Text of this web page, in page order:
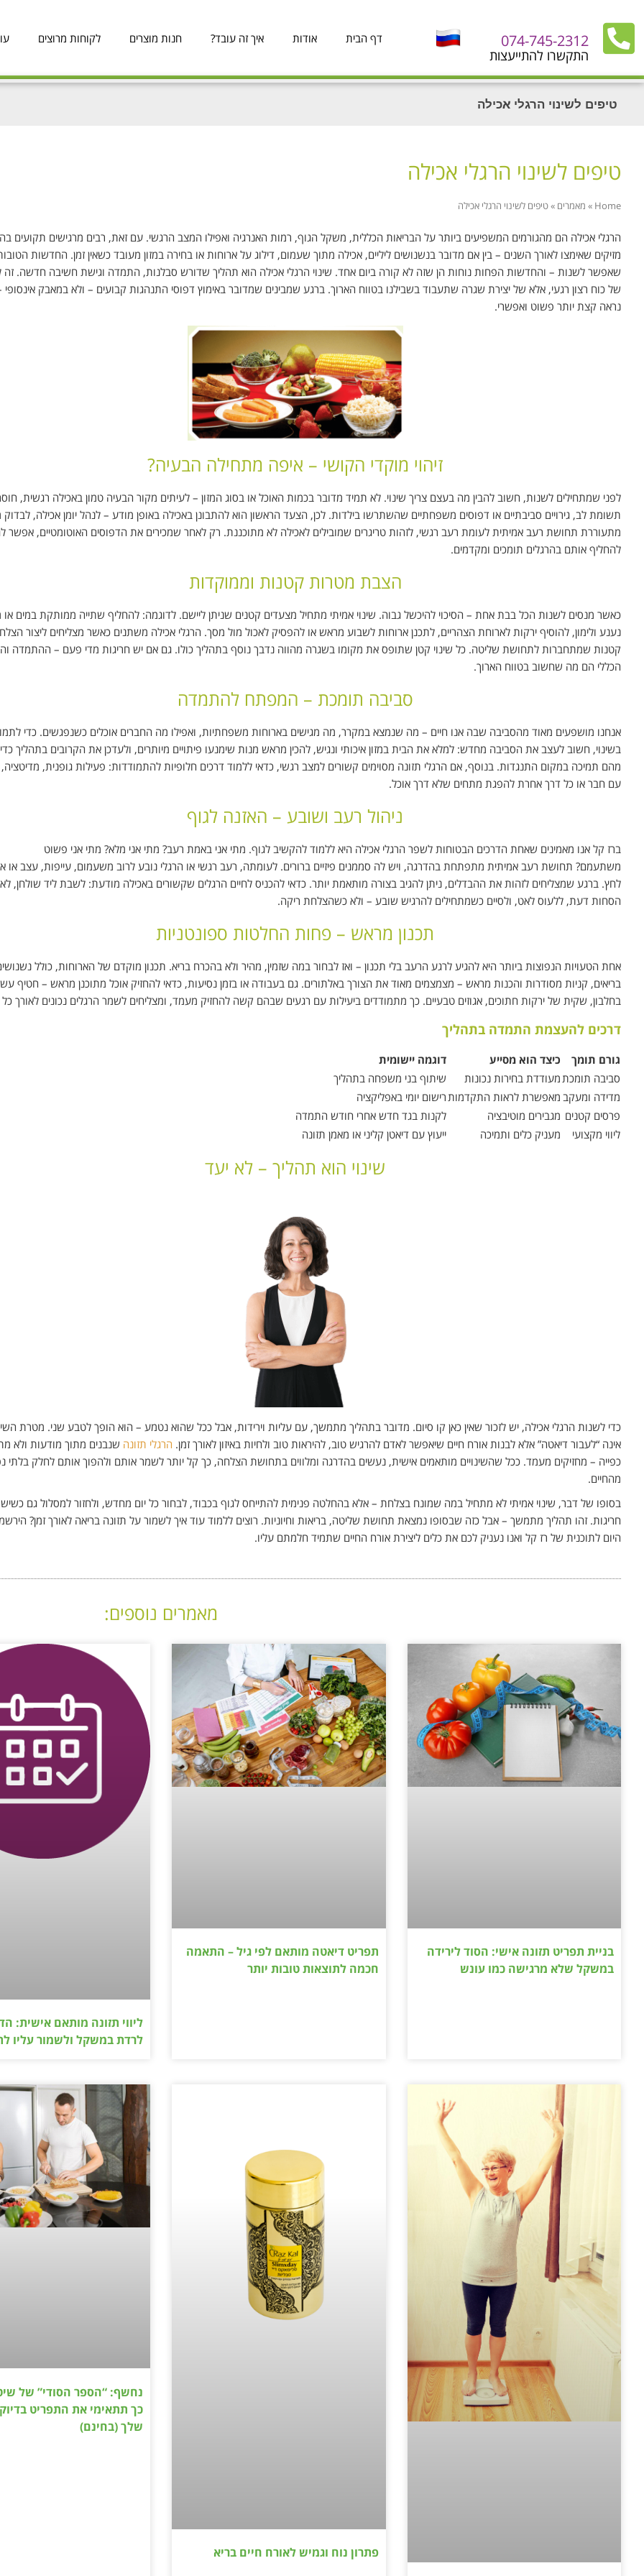
074-745-2312
התקשרו להתייעצות
דף הבית אודות איך זה עובד? חנות מוצרים לקוחות מרוצים
טיפים לשינוי הרגלי אכילה
טיפים לשינוי הרגלי אכילה
Home
» מאמרים »טיפים לשינוי הרגלי אכילה
הרגלי אכילה הם מהגורמים המשפיעים ביותר על הבריאות הכללית, משקל הגוף, רמות האנרגיה ואפילו המצב הרגשי. עם זאת, רבים מרגישים תקועים
מזיקים שאימצו לאורך השנים – בין אם מדובר בנשנושים ליליים, אכילה מתוך שעמום, דילוג על ארוחות או בחירה במזון מעובד כשאין זמן. החדשות
שאפשר לשנות – והחדשות הפחות נוחות הן שזה לא קורה ביום אחד. שינוי הרגלי אכילה הוא תהליך שדורש סבלנות, התמדה וגישת חשיבה חדשה. זה
של כוח רצון רגעי, אלא של יצירת שגרה שתעבוד בשבילנו בטווח הארוך. ברגע שמבינים שמדובר באימוץ דפוסי התנהגות קבועים – ולא במאבק אינסופי
נראה קצת יותר פשוט ואפשרי.
זיהוי מוקדי הקושי – איפה מתחילה הבעיה?
לפני שמתחילים לשנות, חשוב להבין מה בעצם צריך שינוי. לא תמיד מדובר בכמות האוכל או בסוג המזון – לעיתים מקור הבעיה טמון באכילה רגשית,
תשומת לב, גירויים סביבתיים או דפוסים משפחתיים שהשתרשו בילדות. לכן, הצעד הראשון הוא להתבונן באכילה באופן מודע – לנהל יומן אכילה, לבדוק
מתעוררת תחושת רעב אמיתית לעומת רעב רגשי, לזהות טריגרים שמובילים לאכילה לא מתוכננת. רק לאחר שמכירים את הדפוסים האוטומטיים, אפשר
להחליף אותם בהרגלים תומכים ומקדמים.
הצבת מטרות קטנות וממוקדות
כאשר מנסים לשנות הכל בבת אחת – הסיכוי להיכשל גבוה. שינוי אמיתי מתחיל מצעדים קטנים שניתן ליישם. לדוגמה: להחליף שתייה ממותקת במים
נענע ולימון, להוסיף ירקות לארוחת הצהריים, לתכנן ארוחות לשבוע מראש או להפסיק לאכול מול מסך. הרגלי אכילה משתנים כאשר מצליחים ליצור
קטנות שמתחברות לתחושת שליטה. כל שינוי קטן שתופס את מקומו בשגרה מהווה נדבך נוסף בתהליך כולו. גם אם יש חריגות מדי פעם – ההתמדה
הכללי הם מה שחשוב בטווח הארוך.
סביבה תומכת – המפתח להתמדה
אנחנו מושפעים מאוד מהסביבה שבה אנו חיים – מה שנמצא במקרר, מה מגישים בארוחות משפחתיות, ואפילו מה החברים אוכלים כשנפגשים. כדי
בשינוי, חשוב לעצב את הסביבה מחדש: למלא את הבית במזון איכותי ונגיש, להכין מראש מנות שימנעו פיתויים מיותרים, ולעדכן את הקרובים בתהליך
מהם תמיכה במקום התנגדות. בנוסף, אם הרגלי תזונה מסוימים קשורים למצב רגשי, כדאי ללמוד דרכים חלופיות להתמודדות: פעילות גופנית,
עם חבר או כל דרך אחרת להפגת מתחים שלא דרך אוכל.
ניהול רעב ושובע – האזנה לגוף
ברז קל אנו מאמינים שאחת הדרכים הבטוחות לשפר הרגלי אכילה היא ללמוד להקשיב לגוף. מתי אני באמת רעב? מתי אני מלא? מתי אני פשוט
משתעמם? תחושת רעב אמיתית מתפתחת בהדרגה, ויש לה סממנים פיזיים ברורים. לעומתה, רעב רגשי או הרגלי נובע לרוב משעמום, עייפות, עצב או
לחץ. ברגע שמצליחים לזהות את ההבדלים, ניתן להגיב בצורה מותאמת יותר. כדאי להכניס לחיים הרגלים שקשורים באכילה מודעת: לשבת ליד שולחן,
הסחות דעת, ללעוס לאט, ולסיים כשמתחילים להרגיש שובע – ולא כשהצלחת ריקה.
תכנון מראש – פחות החלטות ספונטניות
אחת הטעויות הנפוצות ביותר היא להגיע לרגע הרעב בלי תכנון – ואז לבחור במה שזמין, מהיר ולא בהכרח בריא. תכנון מוקדם של הארוחות, כולל
בריאים, קניות מסודרות והכנות מראש – מצמצמים מאוד את הצורך באלתורים. גם בעבודה או בזמן נסיעות, כדאי להחזיק אוכל מתוכנן מראש – חטיף
בחלבון, שקית של ירקות חתוכים, אגוזים טבעיים. כך מתמודדים ביעילות עם רגעים שבהם קשה להחזיק מעמד, ומצליחים לשמר הרגלים נכונים לאורך כל
דרכים להעצמת התמדה בתהליך
גורם תומך כיצד הוא מסייע
דוגמה יישומית
סביבה תומכתמעודדת בחירות נכונות
שיתוף בני משפחה בתהליך
מדידה ומעקב מאפשרת לראות התקדמותרישום יומי באפליקציה
פרסים קטנים מגבירים מוטיבציה
לקנות בגד חדש אחרי חודש התמדה
ליווי מקצועי
מעניק כלים ותמיכה ייעוץ עם דיאטן קליני או מאמן תזונה
שינוי הוא תהליך – לא יעד
כדי לשנות הרגלי אכילה, יש לזכור שאין כאן קו סיום. מדובר בתהליך מתמשך, עם עליות וירידות, אבל ככל שהוא נטמע – הוא הופך לטבע שני. מטרת
אינה “לעבור דיאטה” אלא לבנות אורח חיים שיאפשר לאדם להרגיש טוב, להיראות טוב ולחיות באיזון לאורך זמן. הרגלי תזונה שנבנים מתוך מודעות ולא
כפייה – מחזיקים מעמד. ככל שהשינויים מותאמים אישית, נעשים בהדרגה ומלווים בתחושת הצלחה, כך קל יותר לשמר אותם ולהפוך אותם לחלק בלתי
מהחיים.
בסופו של דבר, שינוי אמיתי לא מתחיל במה שמונח בצלחת – אלא בהחלטה פנימית להתייחס לגוף בכבוד, לבחור כל יום מחדש, ולחזור למסלול גם כשיש
חריגות. זהו תהליך מתמשך – אבל כזה שבסופו נמצאת תחושת שליטה, בריאות וחיוניות. רוצים ללמוד עוד איך לשמור על תזונה בריאה לאורך זמן?
היום לתוכנית של רז קל ואנו נעניק לכם את כלים ליצירת אורח החיים שתמיד חלמתם עליו.
מאמרים נוספים:
בניית תפריט תזונה אישי: הסוד לירידה
במשקל שלא מרגישה כמו עונש
תפריט דיאטה מותאם לפי גיל – התאמה
חכמה לתוצאות טובות יותר
ליווי תזונה מותאם אישית:
לרדת במשקל ולשמור עליו
פתרון נוח וגמיש לאורח חיים בריא
נחשף: “הספר הסודי” של
כך תתאימי את התפריט
שלך (בחינם)